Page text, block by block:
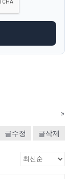
»
글수정 글삭제